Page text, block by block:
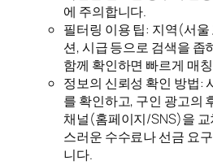
에 주의합니다.
필터링 이용 팁: 지역(서
션, 시급 등으로 검색을 좁
함께 확인하면 빠르게 매
정보의 신뢰성 확인 방법:
를 확인하고, 구인 광고의
채널(홈페이지/SNS)을 교
스러운 수수료나 선금 요
니다.